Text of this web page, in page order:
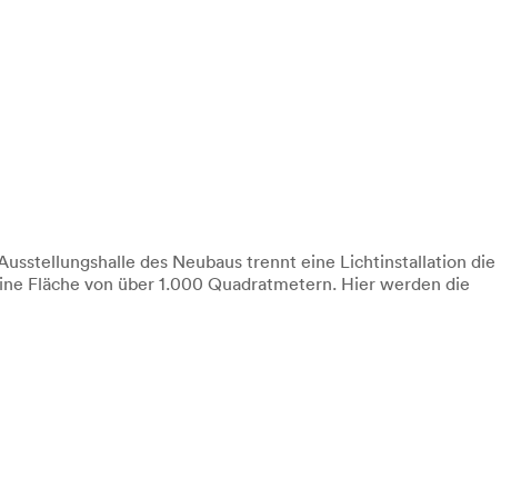
des Neubaus trennt eine Lichtinstallation die
Fläche von über 1.000 Quadratmetern. Hier werden die